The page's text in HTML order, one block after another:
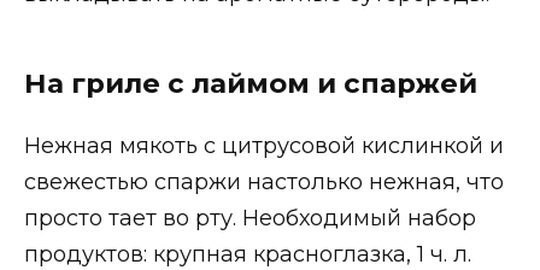
На гриле с лаймом и спаржей
Нежная мякоть с цитрусовой кислинкой и
свежестью спаржи настолько нежная, что
просто тает во рту. Необходимый набор
продуктов: крупная красноглазка, 1 ч. л.